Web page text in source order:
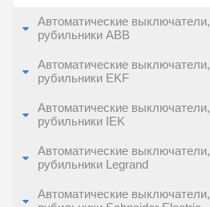
Автоматические
рубильники ABB
Автоматические
рубильники EKF
Автоматические
рубильники IEK
Автоматические
рубильники Legrand
Автоматические